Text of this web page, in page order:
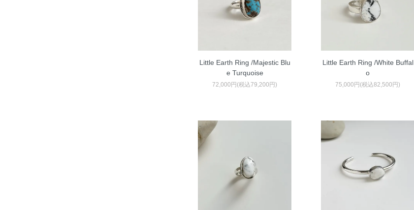
Little Earth Ring /Majestic Blu
e Turquoise
72,000円(税込79,200円)
Little Earth Ring /White Buffal
o
75,000円(税込82,500円)